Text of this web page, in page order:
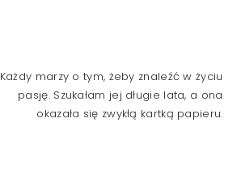
Każdy marzy o tym, żeby znaleźć w życiu
pasję. Szukałam jej długie lata, a ona
okazała się zwykłą kartką papieru.